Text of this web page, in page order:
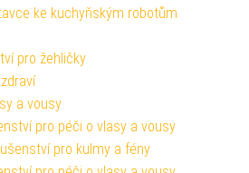
ke kuchyňským robotům
pro žehličky
a vousy
pro péči o vlasy a vousy
pro kulmy a fény